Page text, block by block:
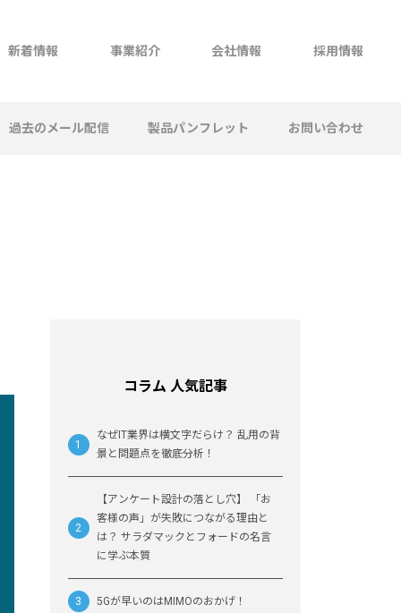
新着情報 事業紹介 会社情報 採用情報
過去のメール配信 製品パンフレット お問い合わせ
コラム 人気記事
なぜIT業界は横文字だらけ？ 乱用の背
景と問題点を徹底分析！
【アンケート設計の落とし穴】 「お
客様の声」が失敗につながる理由と
は？ サラダマックとフォードの名言
に学ぶ本質
5Gが早いのはMIMOのおかげ！